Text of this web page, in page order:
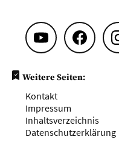
Weitere Seiten:
Kontakt
Impressum
Inhaltsverzeichnis
Datenschutzerklärung